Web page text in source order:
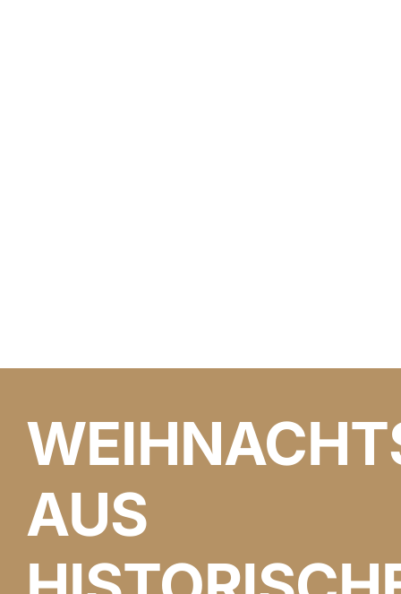
AUS